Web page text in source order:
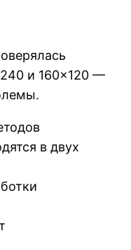
и 160×120 —
в двух